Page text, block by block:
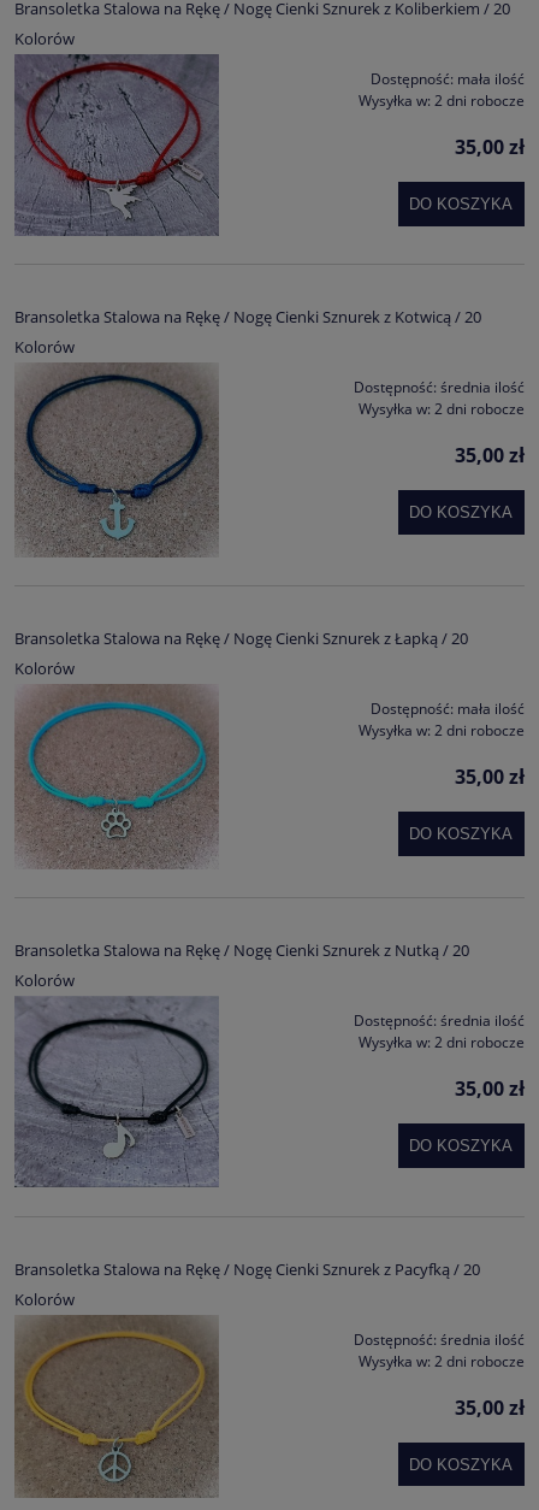
Bransoletka Stalowa na Rękę / Nogę Cienki Sznurek z Koliberkiem / 20
Kolorów
Dostępność: mała ilość
Wysyłka w: 2 dni robocze
35,00 zł
DO KOSZYKA
Bransoletka Stalowa na Rękę / Nogę Cienki Sznurek z Kotwicą / 20
Kolorów
Dostępność: średnia ilość
Wysyłka w: 2 dni robocze
35,00 zł
DO KOSZYKA
Bransoletka Stalowa na Rękę / Nogę Cienki Sznurek z Łapką / 20
Kolorów
Dostępność: mała ilość
Wysyłka w: 2 dni robocze
35,00 zł
DO KOSZYKA
Bransoletka Stalowa na Rękę / Nogę Cienki Sznurek z Nutką / 20
Kolorów
Dostępność: średnia ilość
Wysyłka w: 2 dni robocze
35,00 zł
DO KOSZYKA
Bransoletka Stalowa na Rękę / Nogę Cienki Sznurek z Pacyfką / 20
Kolorów
Dostępność: średnia ilość
Wysyłka w: 2 dni robocze
35,00 zł
DO KOSZYKA